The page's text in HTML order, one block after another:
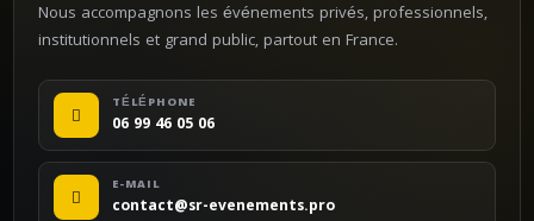
Nous accompagnons les événements privés, professionnels,
institutionnels et grand public, partout en France.
TÉLÉPHONE
06 99 46 05 06
E-MAIL
contact@sr-evenements.pro